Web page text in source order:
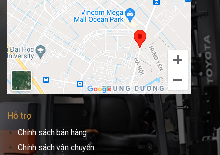
Hỗ trợ
Chính sách bán hàng
Chính sách vận chuyển